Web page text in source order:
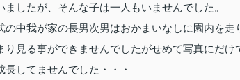
ましたが、そんな子は一人もいませんでした。
の中我が家の長男次男はおかまいなしに園内を走
り見る事ができませんでしたがせめて写真にだけ
長してませんでした・・・